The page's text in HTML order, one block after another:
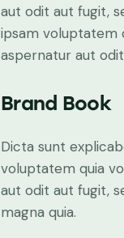
aut odit aut fugit,
ipsam voluptatem
aspernatur aut
Brand Book
Dicta sunt
voluptatem quia
aut odit aut fugit,
magna quia.